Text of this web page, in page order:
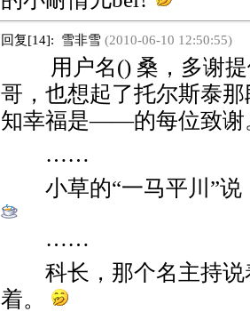
回复[14]: 雪非雪(2010-06-10 12:50:55)
用户名() 桑，多谢提
哥，也想起了托尔斯泰
知幸福是——的每位致谢
……
小草的“一马平川”
……
科长，那个名主持
着。